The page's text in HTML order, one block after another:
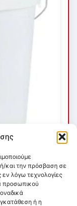
και την πρόσβαση σε
λόγω τεχνολογίες
προσωπικού
ή η